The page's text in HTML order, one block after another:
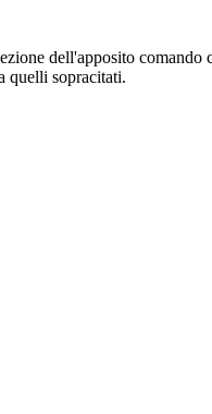
dell'apposito
quelli sopracitati.